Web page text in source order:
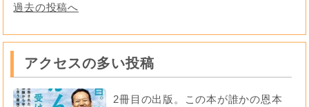
過去の投稿へ
アクセスの多い投稿
2冊目の出版。この本が誰かの恩本